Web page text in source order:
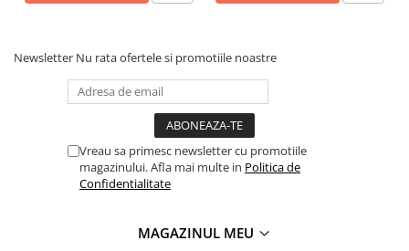
Newsletter Nu rata ofertele si promotiile noastre
Vreau sa primesc newsletter cu promotiile
magazinului. Afla mai multe in Politica de
Confidentialitate
MAGAZINUL MEU